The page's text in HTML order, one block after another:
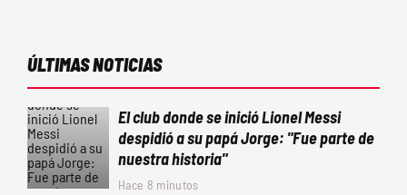
ÚLTIMAS NOTICIAS
El club donde se inició Lionel Messi
despidió a su papá Jorge: "Fue parte de
nuestra historia"
Hace 8 minutos